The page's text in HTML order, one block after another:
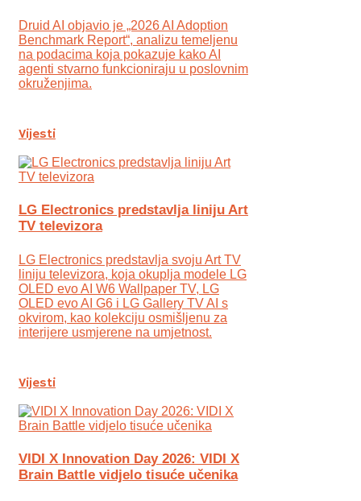
Druid AI objavio je „2026 AI Adoption
Benchmark Report“, analizu temeljenu
na podacima koja pokazuje kako AI
agenti stvarno funkcioniraju u poslovnim
okruženjima.
Vijesti
LG Electronics predstavlja liniju Art
TV televizora
LG Electronics predstavlja svoju Art TV
liniju televizora, koja okuplja modele LG
OLED evo AI W6 Wallpaper TV, LG
OLED evo AI G6 i LG Gallery TV AI s
okvirom, kao kolekciju osmišljenu za
interijere usmjerene na umjetnost.
Vijesti
VIDI X Innovation Day 2026: VIDI X
Brain Battle vidjelo tisuće učenika